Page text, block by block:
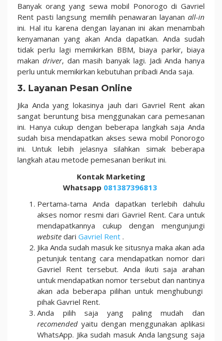
Banyak orang yang sewa mobil Ponorogo di Gavriel
Rent pasti langsung memilih penawaran layanan all-in
ini. Hal itu karena dengan layanan ini akan menambah
kenyamanan yang akan Anda dapatkan. Anda sudah
tidak perlu lagi memikirkan BBM, biaya parkir, biaya
makan driver, dan masih banyak lagi. Jadi Anda hanya
perlu untuk memikirkan kebutuhan pribadi Anda saja.
3. Layanan Pesan Online
Jika Anda yang lokasinya jauh dari Gavriel Rent akan
sangat beruntung bisa menggunakan cara pemesanan
ini. Hanya cukup dengan beberapa langkah saja Anda
sudah bisa mendapatkan akses sewa mobil Ponorogo
ini. Untuk lebih jelasnya silahkan simak beberapa
langkah atau metode pemesanan berikut ini.
Kontak Marketing
Whatsapp 081387396813
Pertama-tama Anda dapatkan terlebih dahulu
akses nomor resmi dari Gavriel Rent. Cara untuk
mendapatkannya cukup dengan mengunjungi
website dari Gavriel Rent .
Jika Anda sudah masuk ke situsnya maka akan ada
petunjuk tentang cara mendapatkan nomor dari
Gavriel Rent tersebut. Anda ikuti saja arahan
untuk mendapatkan nomor tersebut dan nantinya
akan ada beberapa pilihan untuk menghubungi
pihak Gavriel Rent.
Anda pilih saja yang paling mudah dan
recomended yaitu dengan menggunakan aplikasi
WhatsApp. Jika sudah masuk Anda langsung saja